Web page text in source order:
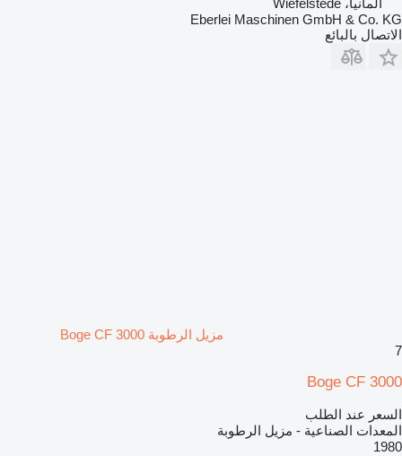
Eberlei Maschinen GmbH & Co. KG
الاتصال بالبائع
مزيل الرطوبة Boge CF 3000
7
Boge CF 3000
السعر عند الطلب
المعدات الصناعية - مزيل الرطوبة
1980